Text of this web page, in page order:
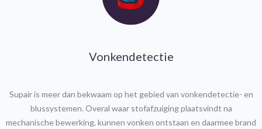
Vonkendetectie
Supair is meer dan bekwaam op het gebied van vonkendetectie- en
blussystemen. Overal waar stofafzuiging plaatsvindt na
mechanische bewerking, kunnen vonken ontstaan en daarmee brand